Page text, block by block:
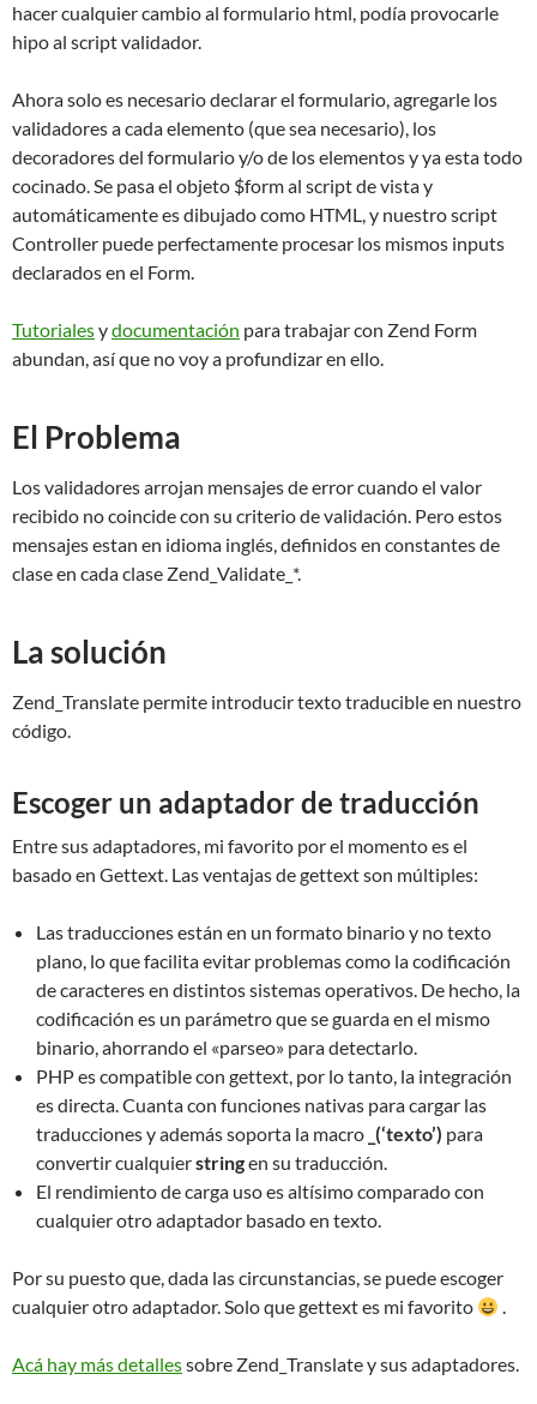
hacer cualquier cambio al formulario html, podía provocarle
hipo al script validador.
Ahora solo es necesario declarar el formulario, agregarle los
validadores a cada elemento (que sea necesario), los
decoradores del formulario y/o de los elementos y ya esta todo
cocinado. Se pasa el objeto $form al script de vista y
automáticamente es dibujado como HTML, y nuestro script
Controller puede perfectamente procesar los mismos inputs
declarados en el Form.
Tutorialesydocumentación para trabajar con Zend Form
abundan, así que no voy a profundizar en ello.
El Problema
Los validadores arrojan mensajes de error cuando el valor
recibido no coincide con su criterio de validación. Pero estos
mensajes estan en idioma inglés, definidos en constantes de
clase en cada clase Zend_Validate_*.
La solución
Zend_Translate permite introducir texto traducible en nuestro
código.
Escoger un adaptador de traducción
Entre sus adaptadores, mi favorito por el momento es el
basado en Gettext. Las ventajas de gettext son múltiples:
Las traducciones están en un formato binario y no texto
plano, lo que facilita evitar problemas como la codificación
de caracteres en distintos sistemas operativos. De hecho, la
codificación es un parámetro que se guarda en el mismo
binario, ahorrando el «parseo» para detectarlo.
PHP es compatible con gettext, por lo tanto, la integración
es directa. Cuanta con funciones nativas para cargar las
traducciones y además soporta la macro _(‘texto’) para
convertir cualquierstringen su traducción.
El rendimiento de carga uso es altísimo comparado con
cualquier otro adaptador basado en texto.
Por su puesto que, dada las circunstancias, se puede escoger
cualquier otro adaptador. Solo que gettext es mi favorito
.
Acá hay más detallessobre Zend_Translate y sus adaptadores.